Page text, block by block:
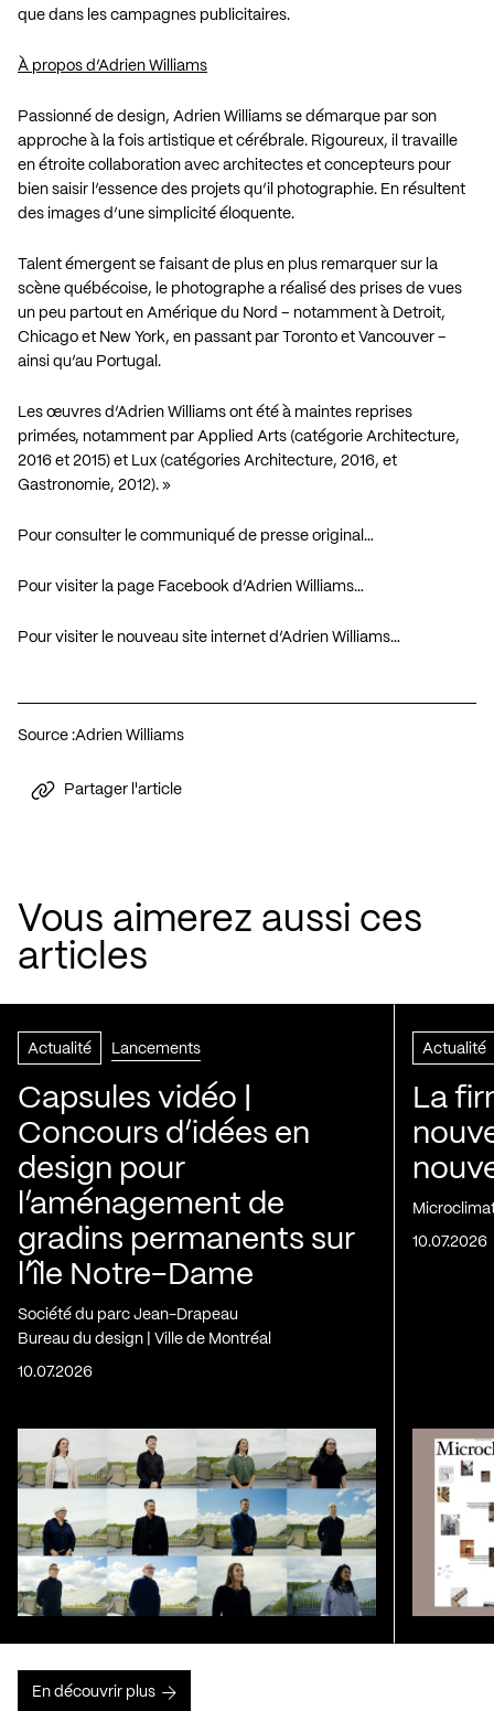
que dans les campagnes publicitaires.
À propos d’Adrien Williams
Passionné de design, Adrien Williams se démarque par son
approche à la fois artistique et cérébrale. Rigoureux, il travaille
en étroite collaboration avec architectes et concepteurs pour
bien saisir l’essence des projets qu’il photographie. En résultent
des images d’une simplicité éloquente.
Talent émergent se faisant de plus en plus remarquer sur la
scène québécoise, le photographe a réalisé des prises de vues
un peu partout en Amérique du Nord – notamment à Detroit,
Chicago et New York, en passant par Toronto et Vancouver –
ainsi qu’au Portugal.
Les œuvres d’Adrien Williams ont été à maintes reprises
primées, notamment par Applied Arts (catégorie Architecture,
2016 et 2015) et Lux (catégories Architecture, 2016, et
Gastronomie, 2012). »
Pour consulter le communiqué de presse original…
Pour visiter la page Facebook d’Adrien Williams…
Pour visiter le nouveau site internet d’Adrien Williams…
Source :Adrien Williams
Partager l'article
Vous aimerez aussi ces
articles
Actualité Lancements
Capsules vidéo |
Concours d’idées en
design pour
l’aménagement de
gradins permanents sur
l’île Notre-Dame
Société du parc Jean-Drapeau
Bureau du design | Ville de Montréal
10.07.2026
Actualité
La
10.07.2026
En découvrir plus